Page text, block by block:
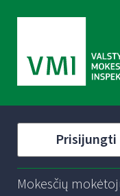
Prisijungti
Mokesčių